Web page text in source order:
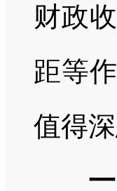
财政
距等
值得深